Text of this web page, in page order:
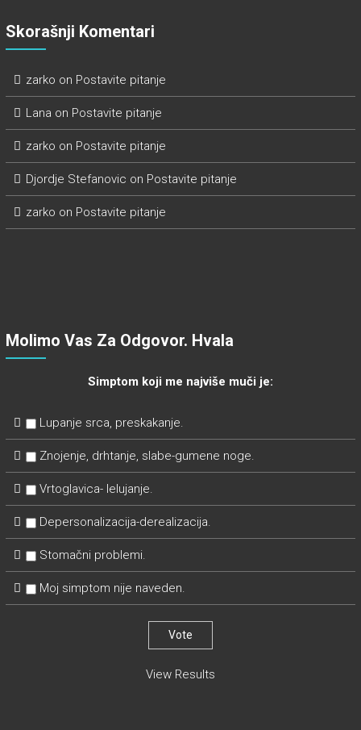
Skorašnji Komentari
zarko on Postavite pitanje
Lana on Postavite pitanje
zarko on Postavite pitanje
Djordje Stefanovic on Postavite pitanje
zarko on Postavite pitanje
Molimo Vas Za Odgovor. Hvala
Simptom koji me najviše muči je:
Lupanje srca, preskakanje.
Znojenje, drhtanje, slabe-gumene noge.
Vrtoglavica- lelujanje.
Depersonalizacija-derealizacija.
Stomačni problemi.
Moj simptom nije naveden.
View Results